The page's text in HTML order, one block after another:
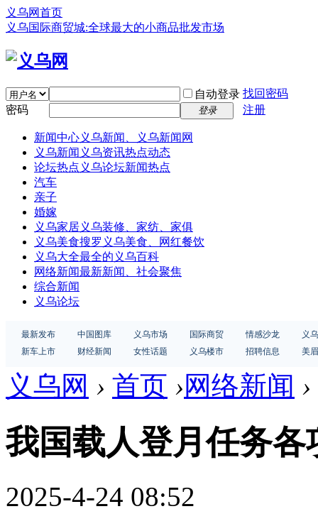
义乌网首页
义乌国际商贸城:全球最大的小商品批发市场
自动登录 找回密码
密码
登录 注册
新闻中心义乌新闻、义乌新闻网
义乌新闻 义乌资讯热点动态
论坛热点 义乌论坛新闻热点
汽车
亲子
婚嫁
义乌家居义乌装修、家纺、家俱
义乌美食搜罗义乌美食、网红餐饮
义乌大全最全的义乌百科
网络新闻最新新闻、社会聚焦
综合新闻
义乌论坛
最新发布 中国图库 义乌市场 国际商贸 情感沙龙
义
新车上市
财经新闻 女性话题 义乌楼市 招聘信息 美
义乌网 › 首页 ›网络新闻 ›
我国载人登月任务
2025-4-24 08:52